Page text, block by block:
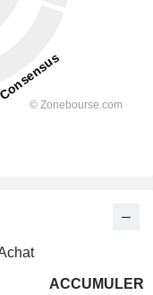
ACCUMULER